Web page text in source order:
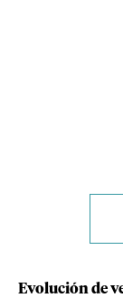
Evolución de